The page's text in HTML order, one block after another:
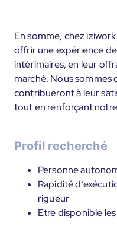
En somme, chez
offrir une expérience
intérimaires, en leur
marché. Nous sommes
contribueront à leur
tout en renforçant
Profil recherché
Personne
Rapidité
rigueur
Etre disponible